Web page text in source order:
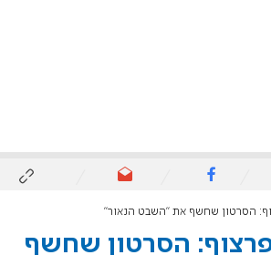
הסרטון שחשף את "השבט הנאור"
הסרטון שחשף